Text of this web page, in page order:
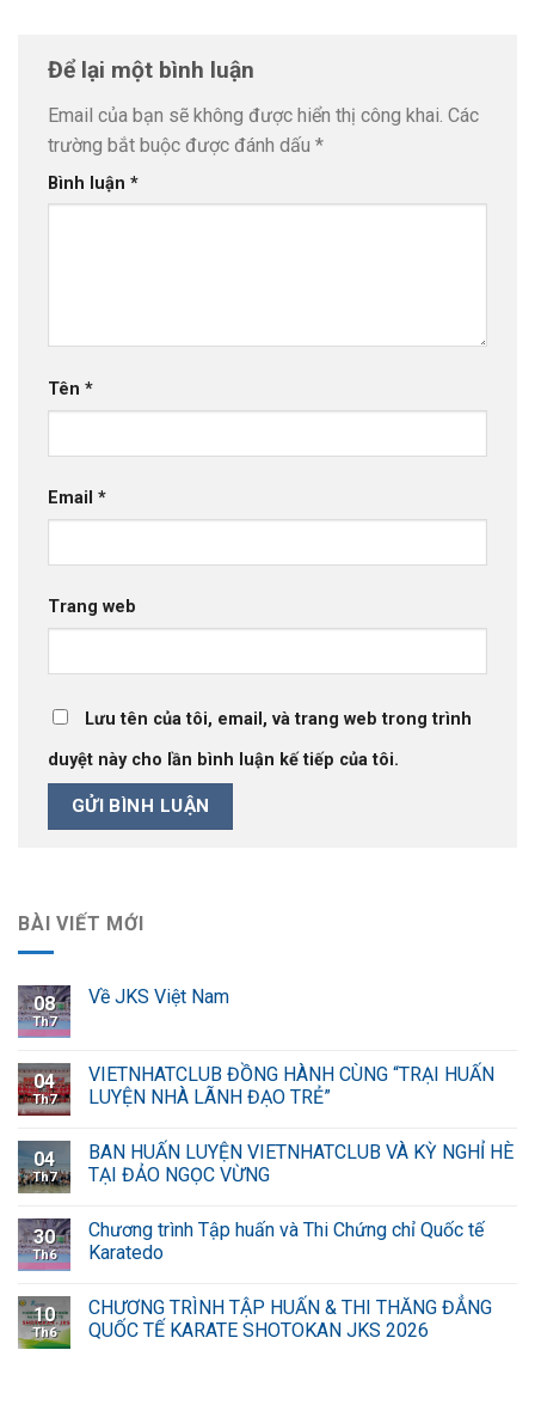
BÀI VIẾT MỚI
08
Th7
Về JKS Việt Nam
04
Th7
VIETNHATCLUB ĐỒNG HÀNH CÙNG “TRẠI HUẤN
LUYỆN NHÀ LÃNH ĐẠO TRẺ”
04
Th7
BAN HUẤN LUYỆN VIETNHATCLUB VÀ KỲ NGHỈ HÈ
TẠI ĐẢO NGỌC VỪNG
30
Th6
Chương trình Tập huấn và Thi Chứng chỉ Quốc tế
Karatedo
10
Th6
CHƯƠNG TRÌNH TẬP HUẤN & THI THĂNG ĐẲNG
QUỐC TẾ KARATE SHOTOKAN JKS 2026
Để lại một bình luận
Email của bạn sẽ không được hiển thị công khai. Các
trường bắt buộc được đánh dấu *
Bình luận *
Tên *
Email *
Trang web
Lưu tên của tôi, email, và trang web trong trình
duyệt này cho lần bình luận kế tiếp của tôi.